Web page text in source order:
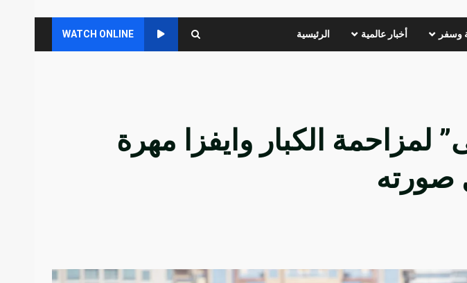
وسفر أخبار عالمية الرئيسية WATCH ONLINE
لمزاحمة الكبار وايفزا مهرة
صورته